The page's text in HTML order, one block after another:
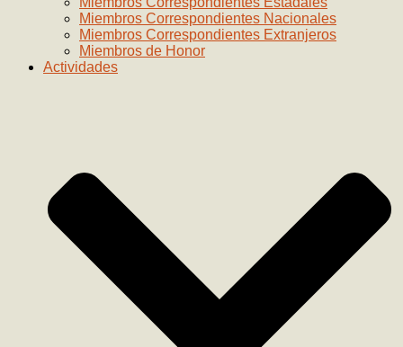
Miembros Correspondientes Nacionales
Miembros Correspondientes Extranjeros
Miembros de Honor
Actividades